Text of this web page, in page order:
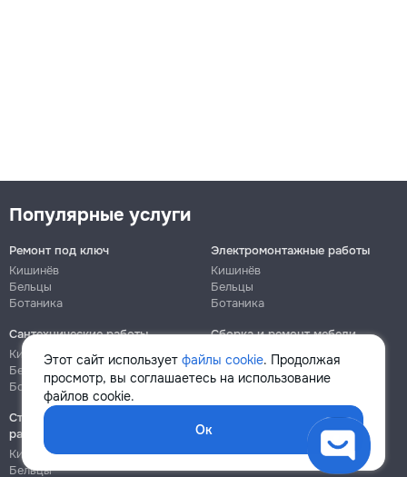
Этот сайт использует файлы cookie. Продолжая
просмотр, вы соглашаетесь на использование
файлов cookie.
Ок
Популярные услуги
Ремонт под ключ
Кишинёв
Бельцы
Ботаника
Электромонтажные работы
Кишинёв
Бельцы
Ботаника
Сантехнические работы
Кишинёв
Бельцы
Ботаника
Сборка и ремонт мебели
Кишинёв
Ботаника
Строительно-монтажные
работы
Кишинёв
Бельцы